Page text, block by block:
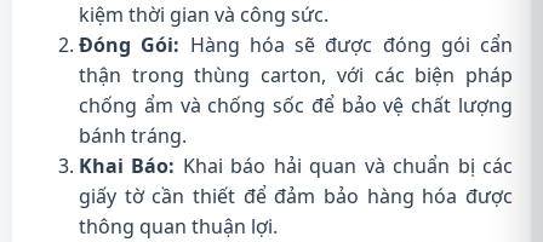
kiệm thời gian và công sức.
Đóng Gói: Hàng hóa sẽ được đóng gói cẩn
thận trong thùng carton, với các biện pháp
chống ẩm và chống sốc để bảo vệ chất lượng
bánh tráng.
Khai Báo: Khai báo hải quan và chuẩn bị các
giấy tờ cần thiết để đảm bảo hàng hóa được
thông quan thuận lợi.